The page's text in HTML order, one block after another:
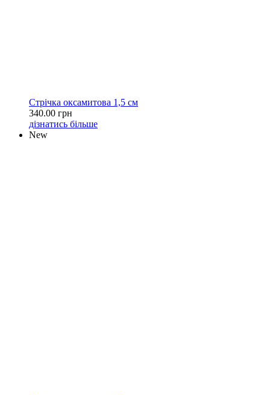
Стрічка оксамитова 1,5 см
340.00 грн
дізнатись більше
New